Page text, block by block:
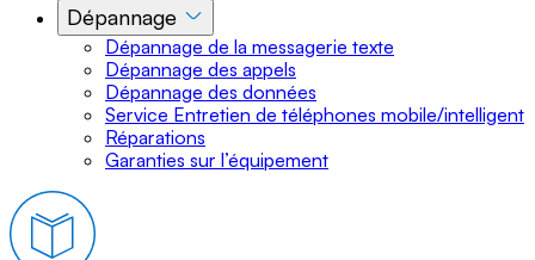
Dépannage
Dépannage de la messagerie texte
Dépannage des appels
Dépannage des données
Service Entretien de téléphones mobile/intelligent
Réparations
Garanties sur l’équipement